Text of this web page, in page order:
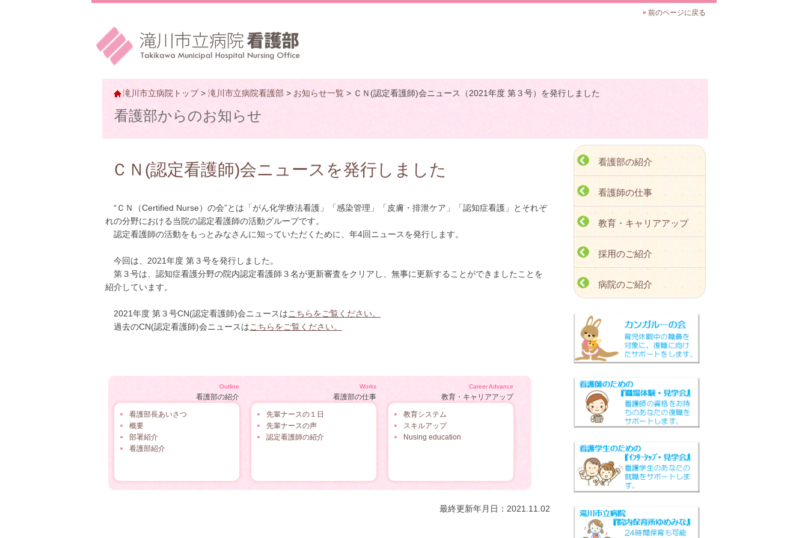
前のページに戻る
滝川市立病院トップ> 滝川市立病院看護部 > お知らせ一覧 > ＣＮ(認定看護師)会ニュース（2021年度 第３号）を発行しました
看護部からのお知らせ
ＣＮ(認定看護師)会ニュースを発行しました
“ＣＮ（Certified Nurse）の会”とは「がん化学療法看護」「感染管理」「皮膚・排泄ケア」「認知症看護」とそれぞ
れの分野における当院の認定看護師の活動グループです。
認定看護師の活動をもっとみなさんに知っていただくために、年4回ニュースを発行します。
今回は、2021年度 第３号を発行しました。
第３号は、認知症看護分野の院内認定看護師３名が更新審査をクリアし、無事に更新することができましたことを
紹介しています。
2021年度 第３号CN(認定看護師)会ニュースはこちらをご覧ください。
過去のCN(認定看護師)会ニュースはこちらをご覧ください。
Outline
看護部の紹介
看護部長あいさつ
概要
部署紹介
看護部紹介
Works
看護部の仕事
先輩ナースの１日
先輩ナースの声
認定看護師の紹介
Career Advance
教育・キャリアアップ
教育システム
スキルアップ
Nusing education
最終更新年月日：2021.11.02
看護部の紹介
看護師の仕事
教育・キャリアアップ
採用のご紹介
病院のご紹介